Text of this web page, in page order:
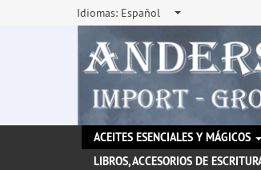
Idiomas: Español
ACEITES ESENCIALES Y MÁGICOS
LIBROS, ACCESORIOS DE